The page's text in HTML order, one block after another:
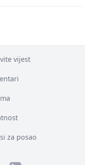
vijest
za posao